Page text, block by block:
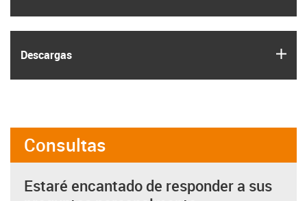
Descargas
Consultas
Estaré encantado de responder a sus